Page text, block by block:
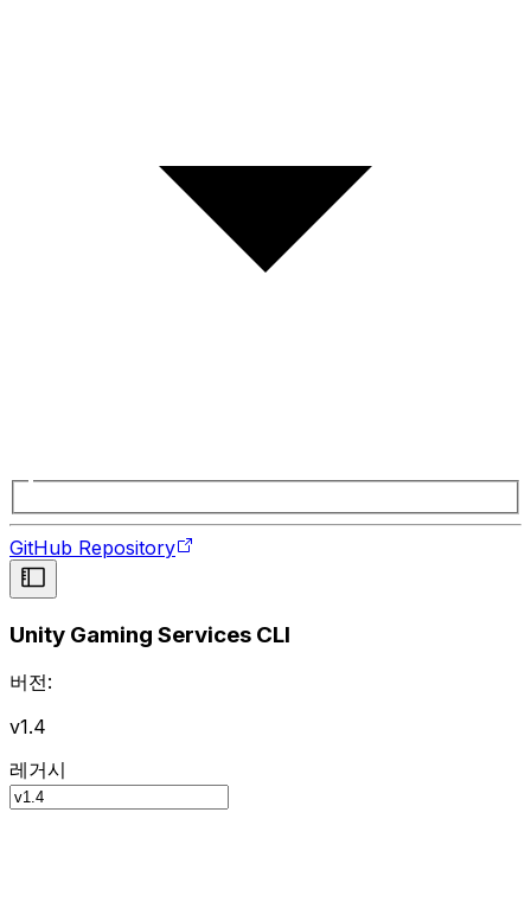
GitHub Repository
Unity Gaming Services CLI
버전:
v1.4
레거시